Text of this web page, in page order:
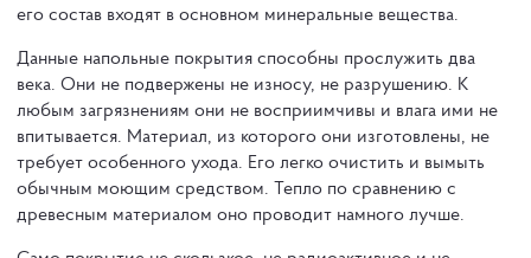
его состав входят в основном минеральные вещества.
Данные напольные покрытия способны прослужить два
века. Они не подвержены не износу, не разрушению. К
любым загрязнениям они не восприимчивы и влага ими не
впитывается. Материал, из которого они изготовлены, не
требует особенного ухода. Его легко очистить и вымыть
обычным моющим средством. Тепло по сравнению с
древесным материалом оно проводит намного лучше.